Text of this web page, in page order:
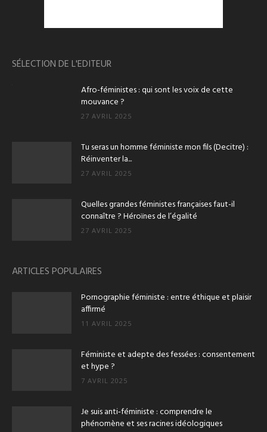
SÉLECTION DE L'EDITEUR
Afro-féministes : qui sont les voix de cette
mouvance ?
27 AVRIL 2025
Tu seras un homme féministe mon fils (Decitre) :
Réinventer la...
27 AVRIL 2025
Quelles grandes féministes françaises faut-il
connaître ? Héroïnes de l’égalité
27 AVRIL 2025
ARTICLES POPULAIRES
Pornographie féministe : entre éthique et plaisir
affirmé
11 AVRIL 2025
Féministe et adepte des fessées : consentement
et hype ?
7 AVRIL 2025
Je suis anti‑féministe : comprendre le
phénomène et ses racines idéologiques